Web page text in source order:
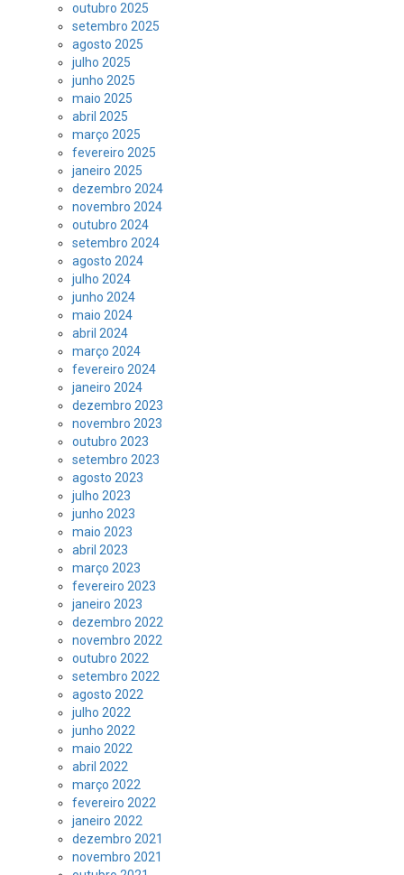
outubro 2025
setembro 2025
agosto 2025
julho 2025
junho 2025
maio 2025
abril 2025
março 2025
fevereiro 2025
janeiro 2025
dezembro 2024
novembro 2024
outubro 2024
setembro 2024
agosto 2024
julho 2024
junho 2024
maio 2024
abril 2024
março 2024
fevereiro 2024
janeiro 2024
dezembro 2023
novembro 2023
outubro 2023
setembro 2023
agosto 2023
julho 2023
junho 2023
maio 2023
abril 2023
março 2023
fevereiro 2023
janeiro 2023
dezembro 2022
novembro 2022
outubro 2022
setembro 2022
agosto 2022
julho 2022
junho 2022
maio 2022
abril 2022
março 2022
fevereiro 2022
janeiro 2022
dezembro 2021
novembro 2021